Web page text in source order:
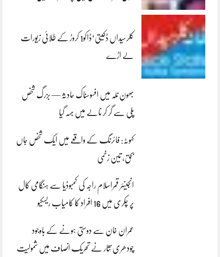
کلرسیداں ڈکیتی‘ڈاکو1 کروڑ کے طلائی زیورات
لے اڑے
بھون نلہ میں افسوسناک حادثہ — بزرگ شخص
پلی سے گر کر نالے میں بہہ گیا
کہوٹہ: فائرنگ کے واقعے میں ایک شخص جاں
بحق، تین زخمی
انجینئر قمراسلام راجہ کی کمبوڈیا سے ہنگامی کال
پر چکری میں 16 افراد کا کامیاب ریسکیو
عمران خان سے دوستی ہونے کے باوجود
چودھری نثار نے تحریک انصاف میں شمولیت